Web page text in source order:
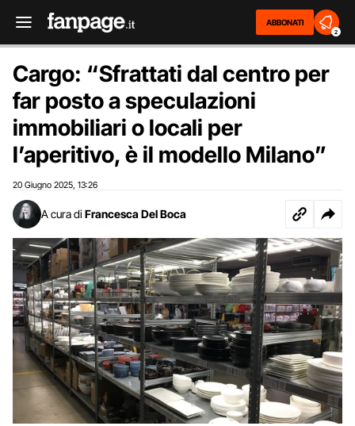
ABBONATI
2
Cargo: “Sfrattati dal centro per
far posto a speculazioni
immobiliari o locali per
l’aperitivo, è il modello Milano”
20 Giugno 2025 13:26
A cura di Francesca Del Boca